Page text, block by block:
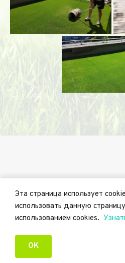
Эта страница использует
использовать данную
использованием cookies.
ОК